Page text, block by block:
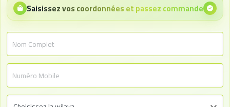
Saisissez vos coordonnées et passez commande